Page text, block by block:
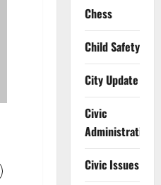
Chess
Child Safety
City Update
Civic
Administration
Civic Issues